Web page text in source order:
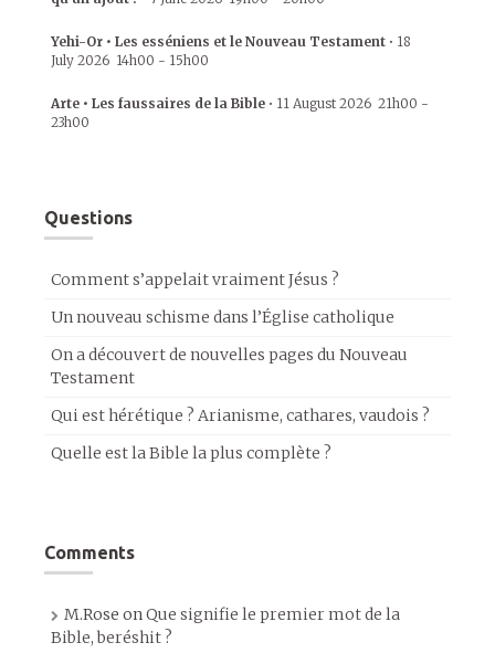
Yehi-Or • Les esséniens et le Nouveau Testament • 18
July 2026 14h00 - 15h00
Arte • Les faussaires de la Bible • 11 August 2026 21h00 -
23h00
Questions
Comment s’appelait vraiment Jésus ?
Un nouveau schisme dans l’Église catholique
On a découvert de nouvelles pages du Nouveau
Testament
Qui est hérétique ? Arianisme, cathares, vaudois ?
Quelle est la Bible la plus complète ?
Comments
M.Rose onQue signifie le premier mot de la
Bible, beréshit ?